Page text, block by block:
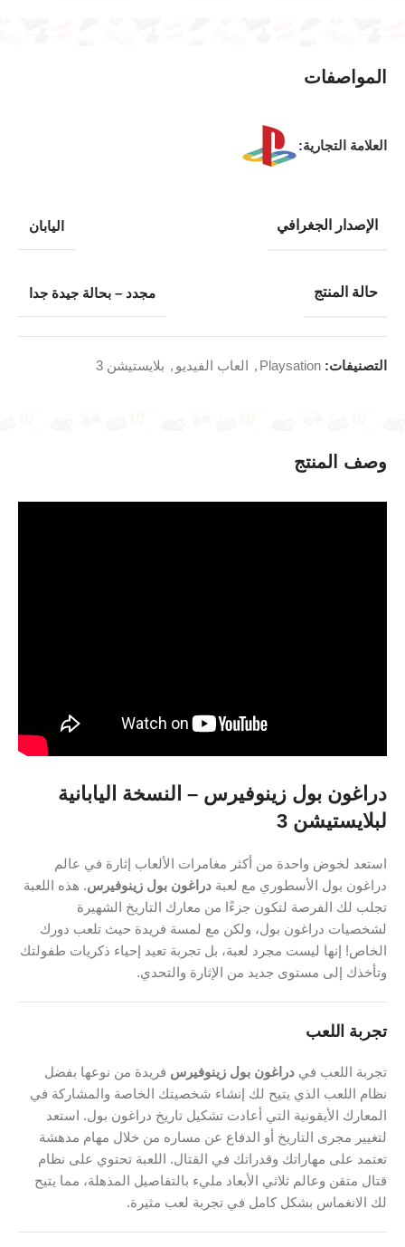
وصف المنتج
دراغون بول زينوفيرس – النسخة اليابانية
لبلايستيشن 3
استعد لخوض واحدة من أكثر مغامرات الألعاب إثارة في عالم
دراغون بول الأسطوري مع لعبة دراغون بول زينوفيرس. هذه اللعبة
تجلب لك الفرصة لتكون جزءًا من معارك التاريخ الشهيرة
لشخصيات دراغون بول، ولكن مع لمسة فريدة حيث تلعب دورك
الخاص! إنها ليست مجرد لعبة، بل تجربة تعيد إحياء ذكريات طفولتك
وتأخذك إلى مستوى جديد من الإثارة والتحدي.
تجربة اللعب
تجربة اللعب في دراغون بول زينوفيرس فريدة من نوعها بفضل
نظام اللعب الذي يتيح لك إنشاء شخصيتك الخاصة والمشاركة في
المعارك الأيقونية التي أعادت تشكيل تاريخ دراغون بول. استعد
لتغيير مجرى التاريخ أو الدفاع عن مساره من خلال مهام مدهشة
تعتمد على مهاراتك وقدراتك في القتال. اللعبة تحتوي على نظام
قتال متقن وعالم ثلاثي الأبعاد مليء بالتفاصيل المذهلة، مما يتيح
لك الانغماس بشكل كامل في تجربة لعب مثيرة.
المواصفات
العلامة التجارية:
الإصدار الجغرافي اليابان
حالة المنتج مجدد – بحالة جيدة جدا
التصنيفات: Playsation
, العاب الفيديو , بلايستيشن 3